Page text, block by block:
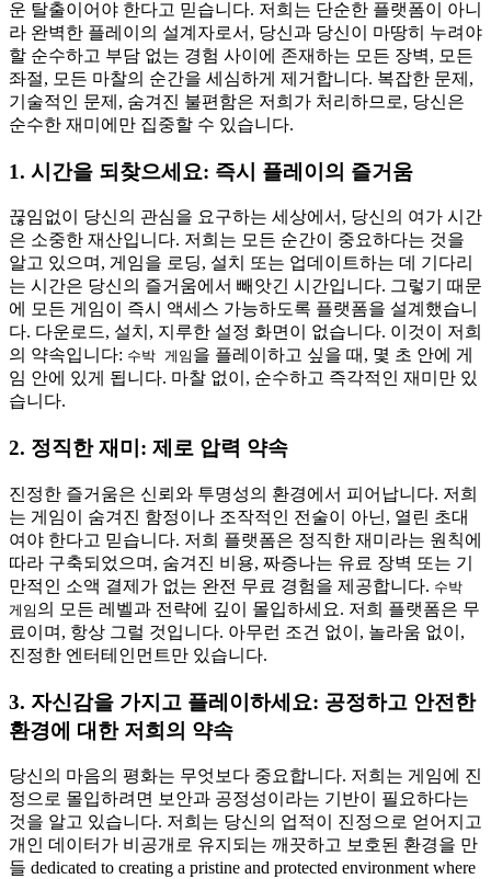
운 탈출이어야 한다고 믿습니다. 저희는 단순한 플랫폼이 아니
라 완벽한 플레이의 설계자로서, 당신과 당신이 마땅히 누려야
할 순수하고 부담 없는 경험 사이에 존재하는 모든 장벽, 모든
좌절, 모든 마찰의 순간을 세심하게 제거합니다. 복잡한 문제,
기술적인 문제, 숨겨진 불편함은 저희가 처리하므로, 당신은
순수한 재미에만 집중할 수 있습니다.
1. 시간을 되찾으세요: 즉시 플레이의 즐거움
끊임없이 당신의 관심을 요구하는 세상에서, 당신의 여가 시간
은 소중한 재산입니다. 저희는 모든 순간이 중요하다는 것을
알고 있으며, 게임을 로딩, 설치 또는 업데이트하는 데 기다리
는 시간은 당신의 즐거움에서 빼앗긴 시간입니다. 그렇기 때문
에 모든 게임이 즉시 액세스 가능하도록 플랫폼을 설계했습니
다. 다운로드, 설치, 지루한 설정 화면이 없습니다. 이것이 저희
의 약속입니다: 수박 게임 을 플레이하고 싶을 때, 몇 초 안에 게
임 안에 있게 됩니다. 마찰 없이, 순수하고 즉각적인 재미만 있
습니다.
2. 정직한 재미: 제로 압력 약속
진정한 즐거움은 신뢰와 투명성의 환경에서 피어납니다. 저희
는 게임이 숨겨진 함정이나 조작적인 전술이 아닌, 열린 초대
여야 한다고 믿습니다. 저희 플랫폼은 정직한 재미라는 원칙에
따라 구축되었으며, 숨겨진 비용, 짜증나는 유료 장벽 또는 기
만적인 소액 결제가 없는 완전 무료 경험을 제공합니다. 수박
게임 의 모든 레벨과 전략에 깊이 몰입하세요. 저희 플랫폼은 무
료이며, 항상 그럴 것입니다. 아무런 조건 없이, 놀라움 없이,
진정한 엔터테인먼트만 있습니다.
3. 자신감을 가지고 플레이하세요: 공정하고 안전한
환경에 대한 저희의 약속
당신의 마음의 평화는 무엇보다 중요합니다. 저희는 게임에 진
정으로 몰입하려면 보안과 공정성이라는 기반이 필요하다는
것을 알고 있습니다. 저희는 당신의 업적이 진정으로 얻어지고
개인 데이터가 비공개로 유지되는 깨끗하고 보호된 환경을 만
들 dedicated to creating a pristine and protected environment where